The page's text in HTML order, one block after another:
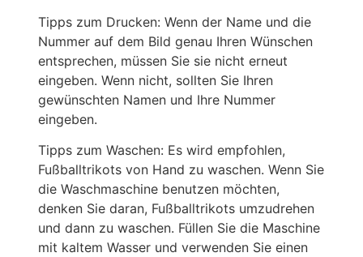
Tipps zum Drucken: Wenn der Name und die
Nummer auf dem Bild genau Ihren Wünschen
entsprechen, müssen Sie sie nicht erneut
eingeben. Wenn nicht, sollten Sie Ihren
gewünschten Namen und Ihre Nummer
eingeben.
Tipps zum Waschen: Es wird empfohlen,
Fußballtrikots von Hand zu waschen. Wenn Sie
die Waschmaschine benutzen möchten,
denken Sie daran, Fußballtrikots umzudrehen
und dann zu waschen. Füllen Sie die Maschine
mit kaltem Wasser und verwenden Sie einen